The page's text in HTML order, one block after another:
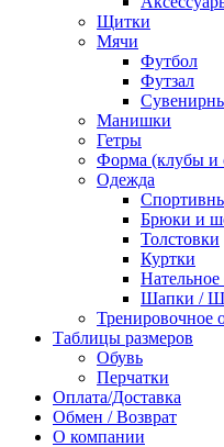
Щитки
Мячи
Футбол
Футзал
Манишки
Гетры
Форма (клубы и
Одежда
Брюки и
Толстовки
Куртки
Нательное
Шапки /
Тренировочное
Таблицы размеров
Обувь
Перчатки
Оплата/Доставка
Обмен / Возврат
О компании